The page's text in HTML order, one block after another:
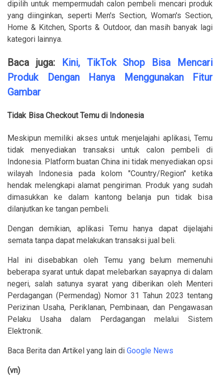
dipilih untuk mempermudah calon pembeli mencari produk
yang diinginkan, seperti Men's Section, Woman's Section,
Home & Kitchen, Sports & Outdoor, dan masih banyak lagi
kategori lainnya.
Baca juga: Kini, TikTok Shop Bisa Mencari
Produk Dengan Hanya Menggunakan Fitur
Gambar
Tidak Bisa Checkout Temu di Indonesia
Meskipun memiliki akses untuk menjelajahi aplikasi, Temu
tidak menyediakan transaksi untuk calon pembeli di
Indonesia. Platform buatan China ini tidak menyediakan opsi
wilayah Indonesia pada kolom "Country/Region" ketika
hendak melengkapi alamat pengiriman. Produk yang sudah
dimasukkan ke dalam kantong belanja pun tidak bisa
dilanjutkan ke tangan pembeli.
Dengan demikian, aplikasi Temu hanya dapat dijelajahi
semata tanpa dapat melakukan transaksi jual beli.
Hal ini disebabkan oleh Temu yang belum memenuhi
beberapa syarat untuk dapat melebarkan sayapnya di dalam
negeri, salah satunya syarat yang diberikan oleh Menteri
Perdagangan (Permendag) Nomor 31 Tahun 2023 tentang
Perizinan Usaha, Periklanan, Pembinaan, dan Pengawasan
Pelaku Usaha dalam Perdagangan melalui Sistem
Elektronik.
Baca Berita dan Artikel yang lain di Google News
(vn)